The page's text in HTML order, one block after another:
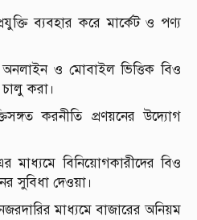
ব্যবহার করে মার্কেট ও পণ্য
ও মোবাইল ভিত্তিক বিও
চালু করা।
করনীতি প্রণয়নের উদ্যোগ
বিনিয়োগকারীদের বিও
সুবিধা দেওয়া।
মাধ্যমে বাজারের অনিয়ম